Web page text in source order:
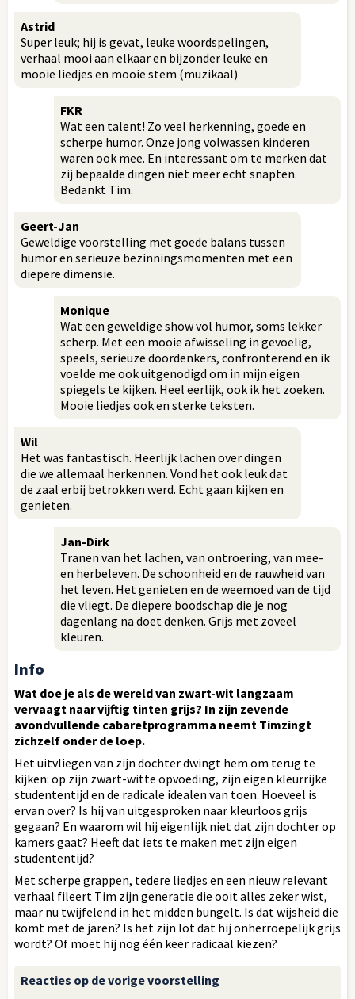
Astrid
Super leuk; hij is gevat, leuke woordspelingen,
verhaal mooi aan elkaar en bijzonder leuke en
mooie liedjes en mooie stem (muzikaal)
FKR
Wat een talent! Zo veel herkenning, goede en
scherpe humor. Onze jong volwassen kinderen
waren ook mee. En interessant om te merken dat
zij bepaalde dingen niet meer echt snapten.
Bedankt Tim.
Geert-Jan
Geweldige voorstelling met goede balans tussen
humor en serieuze bezinningsmomenten met een
diepere dimensie.
Monique
Wat een geweldige show vol humor, soms lekker
scherp. Met een mooie afwisseling in gevoelig,
speels, serieuze doordenkers, confronterend en ik
voelde me ook uitgenodigd om in mijn eigen
spiegels te kijken. Heel eerlijk, ook ik het zoeken.
Mooie liedjes ook en sterke teksten.
Wil
Het was fantastisch. Heerlijk lachen over dingen
die we allemaal herkennen. Vond het ook leuk dat
de zaal erbij betrokken werd. Echt gaan kijken en
genieten.
Jan-Dirk
Tranen van het lachen, van ontroering, van mee-
en herbeleven. De schoonheid en de rauwheid van
het leven. Het genieten en de weemoed van de tijd
die vliegt. De diepere boodschap die je nog
dagenlang na doet denken. Grijs met zoveel
kleuren.
Info
Wat doe je als de wereld van zwart-wit langzaam
vervaagt naar vijftig tinten grijs? In zijn zevende
avondvullende cabaretprogramma neemt Timzingt
zichzelf onder de loep.
Het uitvliegen van zijn dochter dwingt hem om terug te
kijken: op zijn zwart-witte opvoeding, zijn eigen kleurrijke
studententijd en de radicale idealen van toen. Hoeveel is
ervan over? Is hij van uitgesproken naar kleurloos grijs
gegaan? En waarom wil hij eigenlijk niet dat zijn dochter op
kamers gaat? Heeft dat iets te maken met zijn eigen
studententijd?
Met scherpe grappen, tedere liedjes en een nieuw relevant
verhaal fileert Tim zijn generatie die ooit alles zeker wist,
maar nu twijfelend in het midden bungelt. Is dat wijsheid die
komt met de jaren? Is het zijn lot dat hij onherroepelijk grijs
wordt? Of moet hij nog één keer radicaal kiezen?
Reacties op de vorige voorstelling